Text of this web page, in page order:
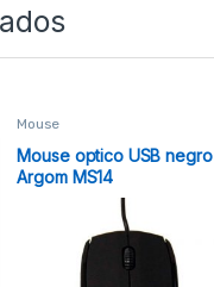
Mouse
Mouse optico USB negro
Argom MS14